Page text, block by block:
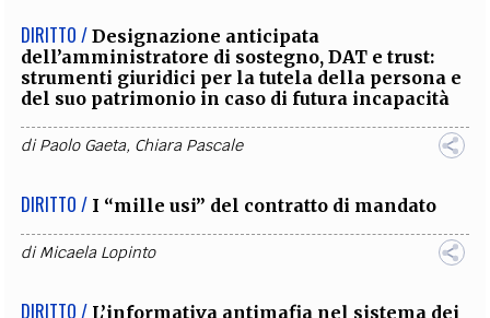
DIRITTO / Designazione anticipata
dell’amministratore di sostegno, DAT e trust:
strumenti giuridici per la tutela della persona e
del suo patrimonio in caso di futura incapacità
diPaolo Gaeta, Chiara Pascale
DIRITTO / I “mille usi” del contratto di mandato
diMicaela Lopinto
DIRITTO / L’informativa antimafia nel sistema dei